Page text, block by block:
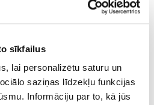
sīkfailus
lai personalizētu saturu un
saziņas līdzekļu funkcijas
Informāciju par to, kā jūs
водные компании и
of stock